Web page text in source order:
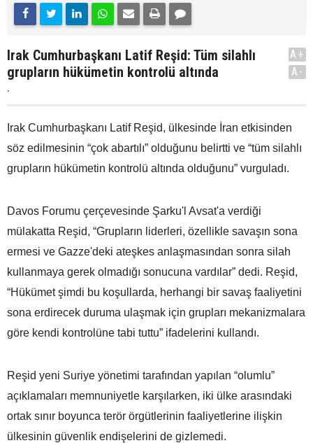
Irak Cumhurbaşkanı Latif Reşid: Tüm silahlı
grupların hükümetin kontrolü altında
.
A+
A-
Irak Cumhurbaşkanı Latif Reşid, ülkesinde İran etkisinden
söz edilmesinin “çok abartılı” olduğunu belirtti ve “tüm silahlı
grupların hükümetin kontrolü altında olduğunu” vurguladı.
Davos Forumu çerçevesinde Şarku'l Avsat'a verdiği
mülakatta Reşid, “Grupların liderleri, özellikle savaşın sona
ermesi ve Gazze'deki ateşkes anlaşmasından sonra silah
kullanmaya gerek olmadığı sonucuna vardılar” dedi. Reşid,
“Hükümet şimdi bu koşullarda, herhangi bir savaş faaliyetini
sona erdirecek duruma ulaşmak için grupları mekanizmalara
göre kendi kontrolüne tabi tuttu” ifadelerini kullandı.
Reşid yeni Suriye yönetimi tarafından yapılan “olumlu”
açıklamaları memnuniyetle karşılarken, iki ülke arasındaki
ortak sınır boyunca terör örgütlerinin faaliyetlerine ilişkin
ülkesinin güvenlik endişelerini de gizlemedi.